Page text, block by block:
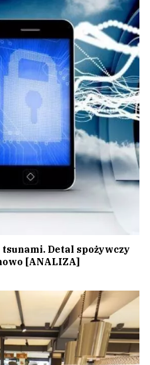
Detal spożywczy
[ANALIZA]